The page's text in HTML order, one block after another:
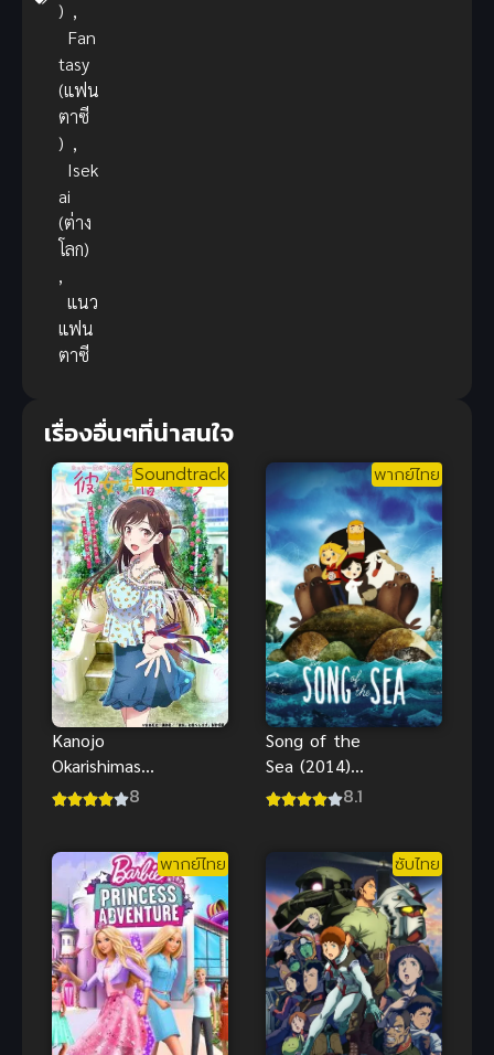
) ,
Fan
tasy
(แฟน
ตาซี
) ,
Isek
ai
(ต่าง
โลก)
,
แนว
แฟน
ตาซี
เรื่องอื่นๆที่น่าสนใจ
Soundtrack
Kanojo
Okarishimasu
สะดุดรักยัย8
พากย์ไทย
Song of the
Sea (2014)
เสียงเพลงแห่ง
ออนไลน์
8.1
พากย์ไทย ซับไทย